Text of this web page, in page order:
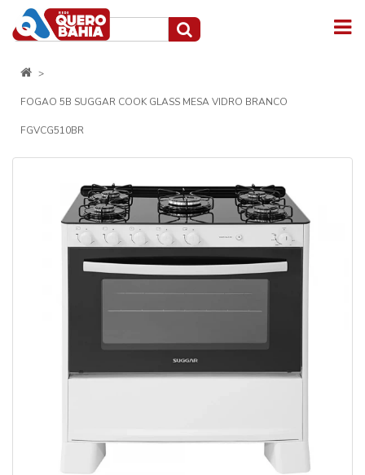
FOGAO 5B SUGGAR COOK GLASS MESA VIDRO BRANCO
FGVCG510BR